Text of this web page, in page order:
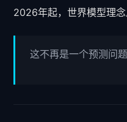
2026年起，世界模型理念
这不再是一个预测问